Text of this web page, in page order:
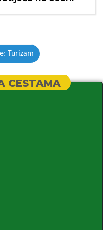
Turizam
CESTAMA